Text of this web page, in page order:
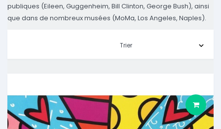
publiques (Eileen, Guggenheim, Bill Clinton, George Bush), ainsi
que dans de nombreux musées (MoMa, Los Angeles, Naples).